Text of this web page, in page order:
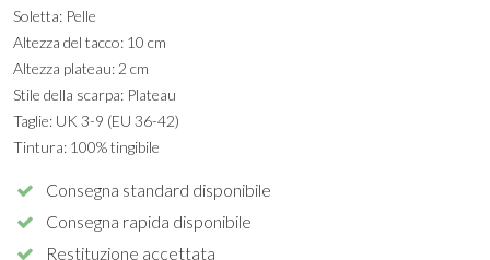
Soletta: Pelle
Altezza del tacco: 10 cm
Altezza plateau: 2 cm
Stile della scarpa: Plateau
Taglie: UK 3-9 (EU 36-42)
Tintura: 100% tingibile
Consegna standard disponibile
Consegna rapida disponibile
Restituzione accettata